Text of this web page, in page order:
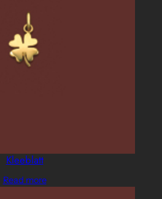
Kleeblatt
Read more